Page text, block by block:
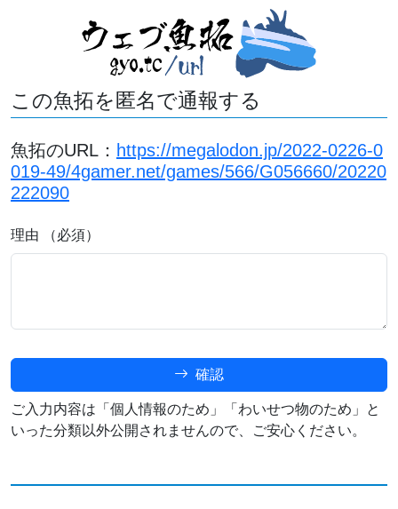
この魚拓を匿名で通報する
魚拓のURL： https://megalodon.jp/2022-0226-0
019-49/4gamer.net/games/566/G056660/20220
222090
理由 （必須）
確認
ご入力内容は「個人情報のため」「わいせつ物のため」と
いった分類以外公開されませんので、ご安心ください。